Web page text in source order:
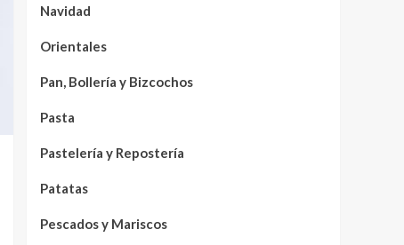
Navidad
Orientales
Pan, Bollería y Bizcochos
Pasta
Pastelería y Repostería
Patatas
Pescados y Mariscos